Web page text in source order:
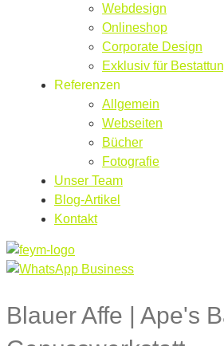
Webdesign
Onlineshop
Corporate Design
Exklusiv für
Referenzen
Allgemein
Webseiten
Bücher
Fotografie
Unser Team
Blog-Artikel
Kontakt
Blauer Affe | Ape's